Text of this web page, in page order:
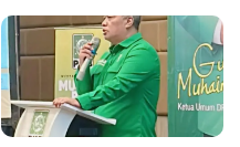
Silaturahmi